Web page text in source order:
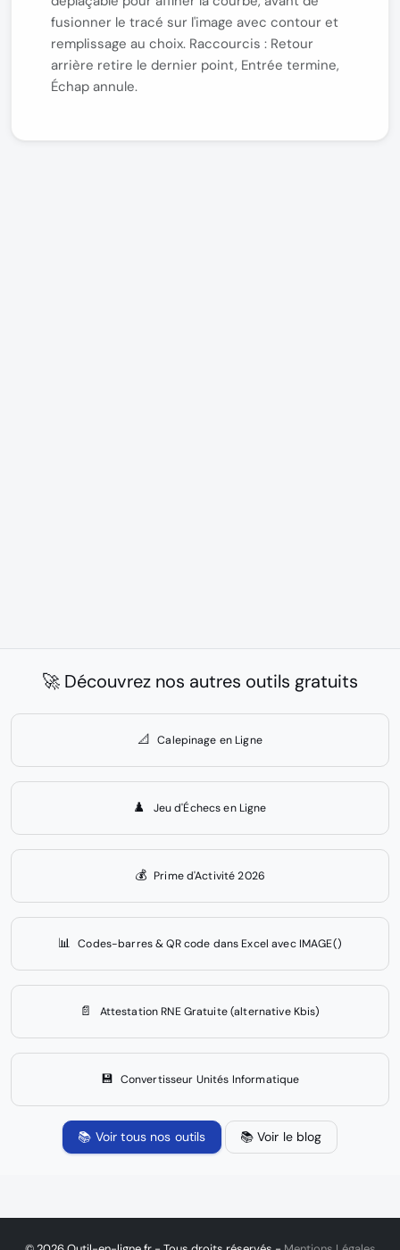
fusionner le tracé sur l'image avec contour et
remplissage au choix. Raccourcis : Retour
arrière retire le dernier point, Entrée termine,
Échap annule.
🚀 Découvrez nos autres outils gratuits
📐 Calepinage en Ligne
♟️ Jeu d'Échecs en Ligne
💰 Prime d'Activité 2026
📊 Codes-barres & QR code dans Excel avec IMAGE()
📄 Attestation RNE Gratuite (alternative Kbis)
💾 Convertisseur Unités Informatique
📚 Voir tous nos outils 📚 Voir le blog